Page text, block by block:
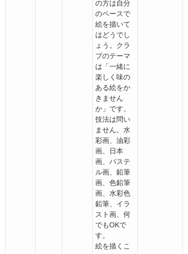
の方は自分
のペースで
絵を描いて
はどうでし
ょう。クラ
ブのテーマ
は「一緒に
楽しく味の
ある絵をか
きません
か」です。
技法は問い
ません。水
彩画、油彩
画、日本
画、パステ
ル画、鉛筆
画、色鉛筆
画、水彩色
鉛筆、イラ
スト画、何
でもOKで
す。
絵を描くこ